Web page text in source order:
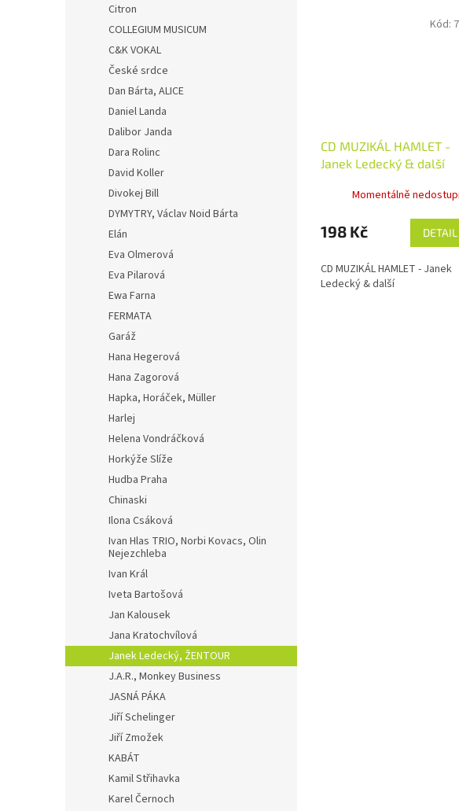
Citron
COLLEGIUM MUSICUM
C&K VOKAL
České srdce
Dan Bárta, ALICE
Daniel Landa
Dalibor Janda
Dara Rolinc
David Koller
Divokej Bill
DYMYTRY, Václav Noid Bárta
Elán
Eva Olmerová
Eva Pilarová
Ewa Farna
FERMATA
Garáž
Hana Hegerová
Hana Zagorová
Hapka, Horáček, Müller
Harlej
Helena Vondráčková
Horkýže Slíže
Hudba Praha
Chinaski
Ilona Csáková
Ivan Hlas TRIO, Norbi Kovacs, Olin
Nejezchleba
Ivan Král
Iveta Bartošová
Jan Kalousek
Jana Kratochvílová
Janek Ledecký, ŽENTOUR
J.A.R., Monkey Business
JASNÁ PÁKA
Jiří Schelinger
Jiří Zmožek
KABÁT
Kamil Střihavka
Karel Černoch
CD MUZIKÁL HAMLET -
Janek Ledecký & další
Momentálně
198 Kč DETAIL
CD MUZIKÁL HAMLET - Janek
Ledecký & další
Kód: